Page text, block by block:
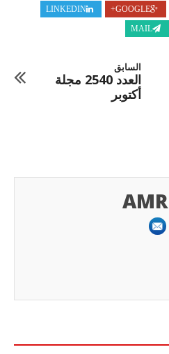
GOOGLE+
LINKEDIN
MAIL
السابق
العدد 2540 مجلة
أكتوبر
AMR